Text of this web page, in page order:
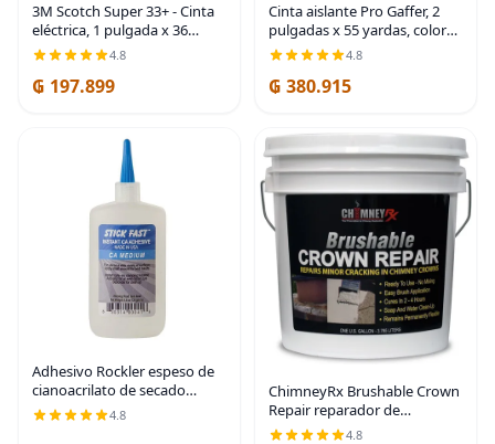
3M Scotch Super 33+ - Cinta
eléctrica, 1 pulgada x 36
yardas (108 pies), vinilo de
alta calidad para todo tipo de
clima, resistente a la
4.8
₲ 197.899
Cinta aislante Pro Gaffer, 2
pulgadas x 55 yardas, color
negro
4.8
₲ 380.915
Adhesivo Rockler espeso de
cianoacrilato de secado
rápido, botella de 4 onzas
4.8
ChimneyRx Brushable Crown
Repair reparador de
chimeneas, 1 galón
4.8